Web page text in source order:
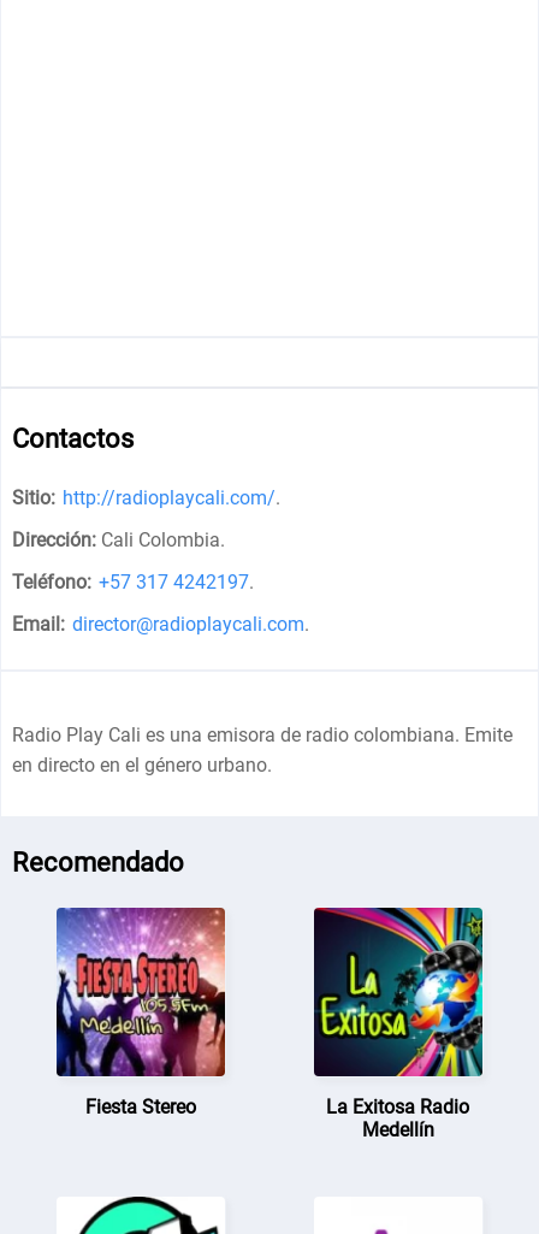
Contactos
Sitio: http://radioplaycali.com/.
Dirección: Cali Colombia.
Teléfono: +57 317 4242197.
Email: director@radioplaycali.com.
Radio Play Cali es una emisora de radio colombiana. Emite
en directo en el género urbano.
Recomendado
Fiesta Stereo
La Exitosa Radio
Medellín